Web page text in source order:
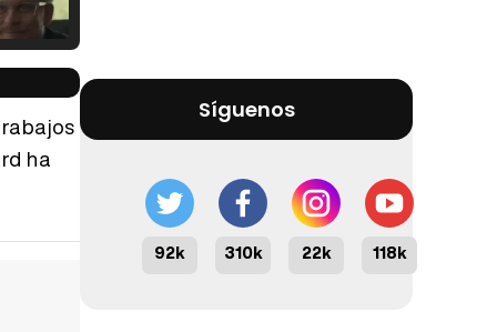
Tráiler Oficial en VOSE 'The Audacity'
ha
Síguenos
92k 310k 22k 118k